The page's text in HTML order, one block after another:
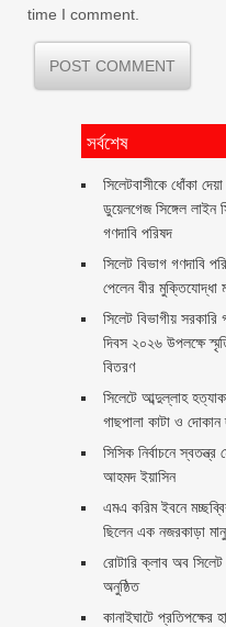
time I comment.
সর্বশেষ
‎সিলেটবাসীকে ধোঁকা
ডুয়েলগেজ সিঙ্গেল লাইন
গণদাবি পরিষদ
সিলেট বিভাগ গণদাবি
পেলেন বীর মুক্তিযোদ্ধা
সিলেট বিভাগীয়
দিবস ২০২৬ উপলক্ষে
বিতরণ ‎ ‎
সিলেটে আব্দুল্লাহ
গাছপালা কাটা ও
সিসিক নির্বাচনে স্বতন্ত্র
আহমদ ইয়াসিন
এমএ করিম ইবনে
ছিলেন এক নজরকাড়া
রোটারি ক্লাব অব সিলেট
অনুষ্ঠিত
কানাইঘাটে